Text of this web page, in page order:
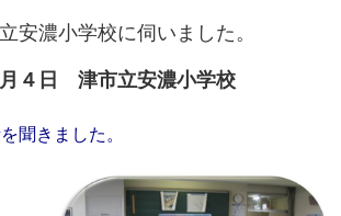
安濃小学校に伺いました。
月４日 津市立安濃小学校
聞きました。